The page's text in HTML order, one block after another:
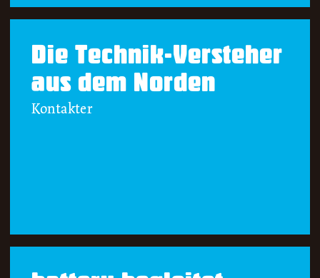
Die Technik-Versteher
aus dem Norden
Kontakter